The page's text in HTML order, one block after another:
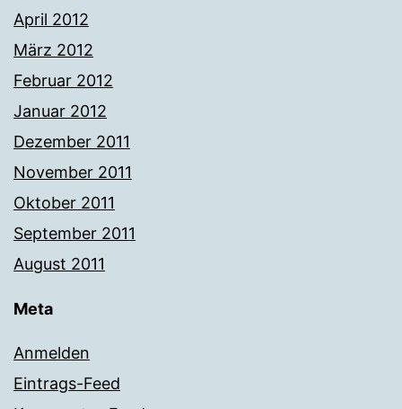
April 2012
März 2012
Februar 2012
Januar 2012
Dezember 2011
November 2011
Oktober 2011
September 2011
August 2011
Meta
Anmelden
Eintrags-Feed